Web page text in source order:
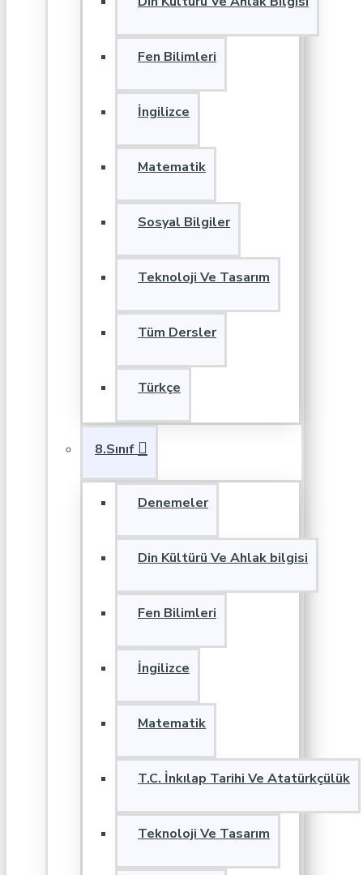
Fen Bilimleri
İngilizce
Matematik
Sosyal Bilgiler
Teknoloji Ve Tasarım
Tüm Dersler
Türkçe
8.Sınıf
Denemeler
Din Kültürü Ve Ahlak bilgisi
Fen Bilimleri
İngilizce
Matematik
T.C. İnkılap Tarihi Ve Atatürkçülük
Teknoloji Ve Tasarım